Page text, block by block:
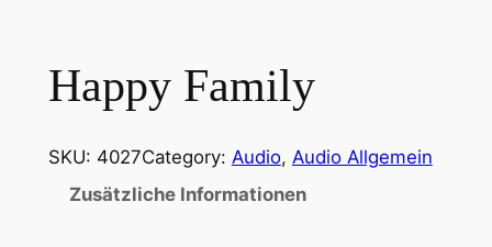
Happy Family
SKU: 4027Category: Audio, Audio Allgemein
Zusätzliche Informationen